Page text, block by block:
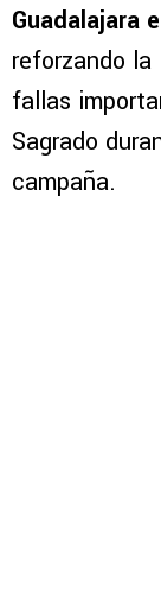
Guadalajara
reforzando
fallas
Sagrado
campaña.